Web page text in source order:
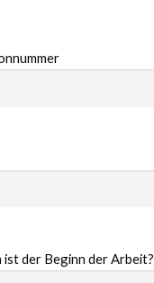
ist der Beginn der Arbeit?